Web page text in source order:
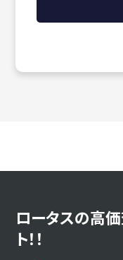
ロータスの高
ト！！